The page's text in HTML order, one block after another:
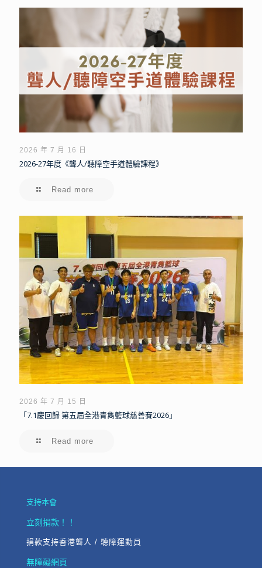
2026 年 7 月 16 日
2026-27年度《聾人/聽障空手道體驗課程》
Read more
2026 年 7 月 15 日
「7.1慶回歸 第五屆全港青雋籃球慈善賽2026」
Read more
支持本會
立刻捐款！！
捐款支持香港聾人 / 聽障運動員
無障礙網頁